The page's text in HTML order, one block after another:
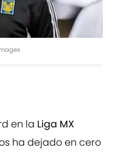
en la Liga MX
ha dejado en cero